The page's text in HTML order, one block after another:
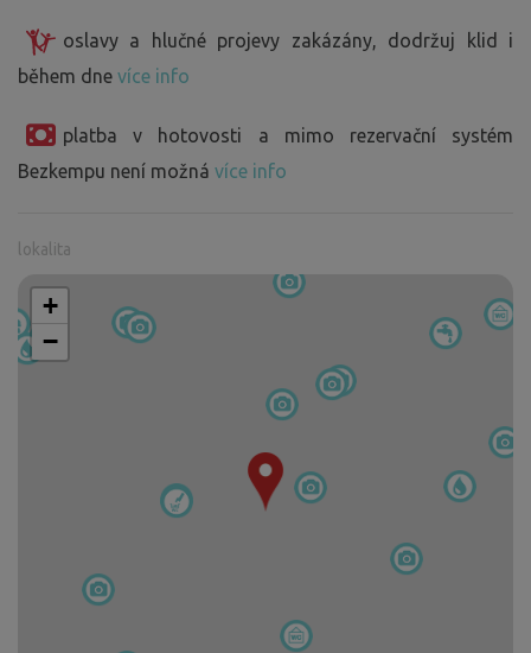
oslavy a hlučné projevy zakázány, dodržuj klid i
během dne více info
platba v hotovosti a mimo rezervační systém
Bezkempu není možná více info
lokalita
+
−